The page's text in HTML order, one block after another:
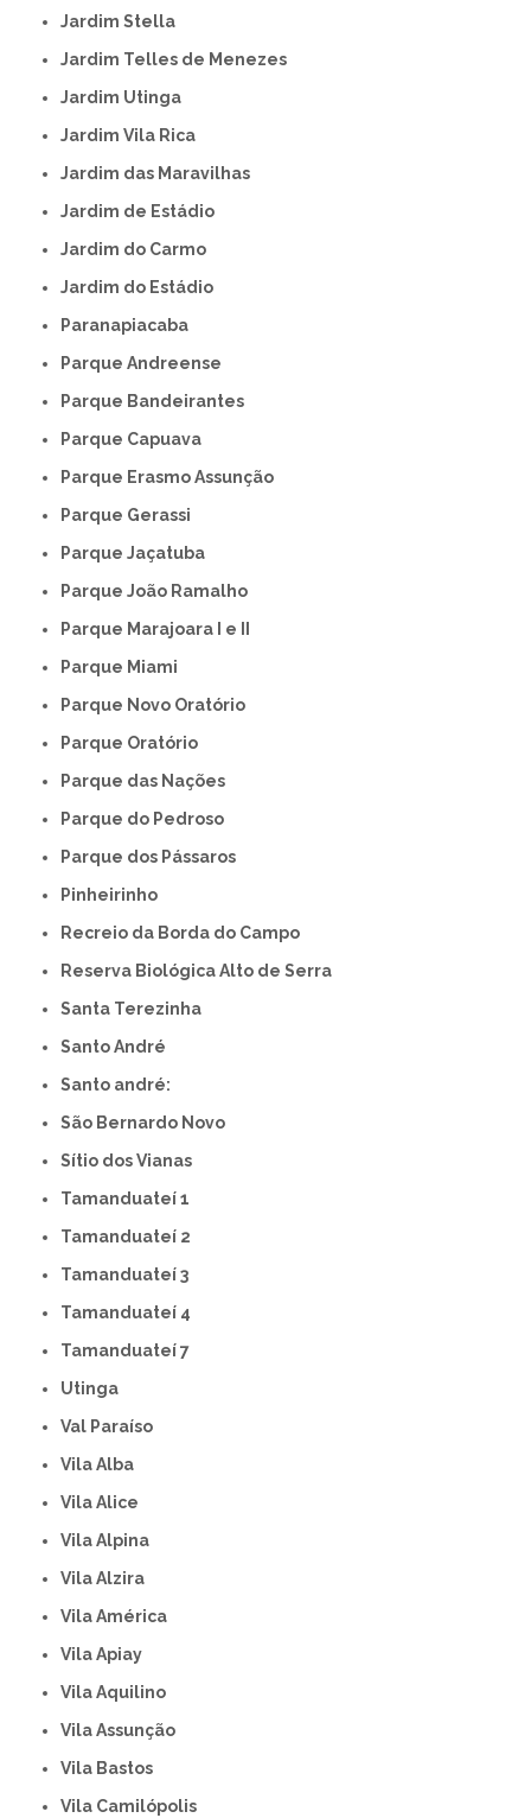
Jardim Stella
Jardim Telles de Menezes
Jardim Utinga
Jardim Vila Rica
Jardim das Maravilhas
Jardim de Estádio
Jardim do Carmo
Jardim do Estádio
Paranapiacaba
Parque Andreense
Parque Bandeirantes
Parque Capuava
Parque Erasmo Assunção
Parque Gerassi
Parque Jaçatuba
Parque João Ramalho
Parque Marajoara I e II
Parque Miami
Parque Novo Oratório
Parque Oratório
Parque das Nações
Parque do Pedroso
Parque dos Pássaros
Pinheirinho
Recreio da Borda do Campo
Reserva Biológica Alto de Serra
Santa Terezinha
Santo André
Santo andré:
São Bernardo Novo
Sítio dos Vianas
Tamanduateí 1
Tamanduateí 2
Tamanduateí 3
Tamanduateí 4
Tamanduateí 7
Utinga
Val Paraíso
Vila Alba
Vila Alice
Vila Alpina
Vila Alzira
Vila América
Vila Apiay
Vila Aquilino
Vila Assunção
Vila Bastos
Vila Camilópolis